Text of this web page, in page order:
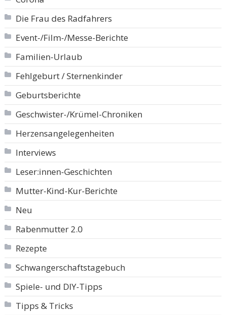
Die Frau des Radfahrers
Event-/Film-/Messe-Berichte
Familien-Urlaub
Fehlgeburt / Sternenkinder
Geburtsberichte
Geschwister-/Krümel-Chroniken
Herzensangelegenheiten
Interviews
Leser:innen-Geschichten
Mutter-Kind-Kur-Berichte
Neu
Rabenmutter 2.0
Rezepte
Schwangerschaftstagebuch
Spiele- und DIY-Tipps
Tipps & Tricks